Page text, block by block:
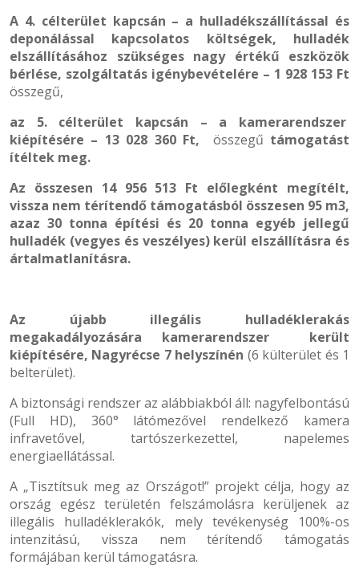
A 4. célterület kapcsán – a hulladékszállítással és
deponálással kapcsolatos költségek, hulladék
elszállításához szükséges nagy értékű eszközök
bérlése, szolgáltatás igénybevételére – 1 928 153 Ft
összegű,
az 5. célterület kapcsán – a kamerarendszer
kiépítésére – 13 028 360 Ft, összegű támogatást
ítéltek meg.
Az összesen 14 956 513 Ft előlegként megítélt,
vissza nem térítendő támogatásból összesen 95 m3,
azaz 30 tonna építési és 20 tonna egyéb jellegű
hulladék (vegyes és veszélyes) kerül elszállításra és
ártalmatlanításra.
Az újabb illegális hulladéklerakás
megakadályozására
kamerarendszer került
kiépítésére, Nagyrécse 7 helyszínén (6 külterület és 1
belterület).
A biztonsági rendszer az alábbiakból áll: nagyfelbontású
(Full HD), 360° látómezővel rendelkező kamera
infravetővel, tartószerkezettel, napelemes
energiaellátással.
A „Tisztítsuk meg az Országot!” projekt célja, hogy az
ország egész területén felszámolásra kerüljenek az
illegális hulladéklerakók, mely tevékenység 100%-os
intenzitású, vissza nem térítendő támogatás
formájában kerül támogatásra.